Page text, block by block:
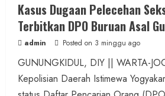
Kasus Dugaan Pelecehan
Terbitkan DPO Buruan Asal
admin Posted on 3 minggu ago
GUNUNGKIDUL, DIY || WARTA-
Kepolisian Daerah Istimewa